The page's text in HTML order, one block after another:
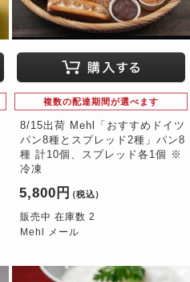
複数の配達期間が選べます
8/15出荷 Mehl「おすすめドイツ
パン8種とスプレッド2種」パン8
種 計10個、スプレッド各1個 ※
冷凍
5,800円 （税込）
販売中 在庫数 2
Mehl メール